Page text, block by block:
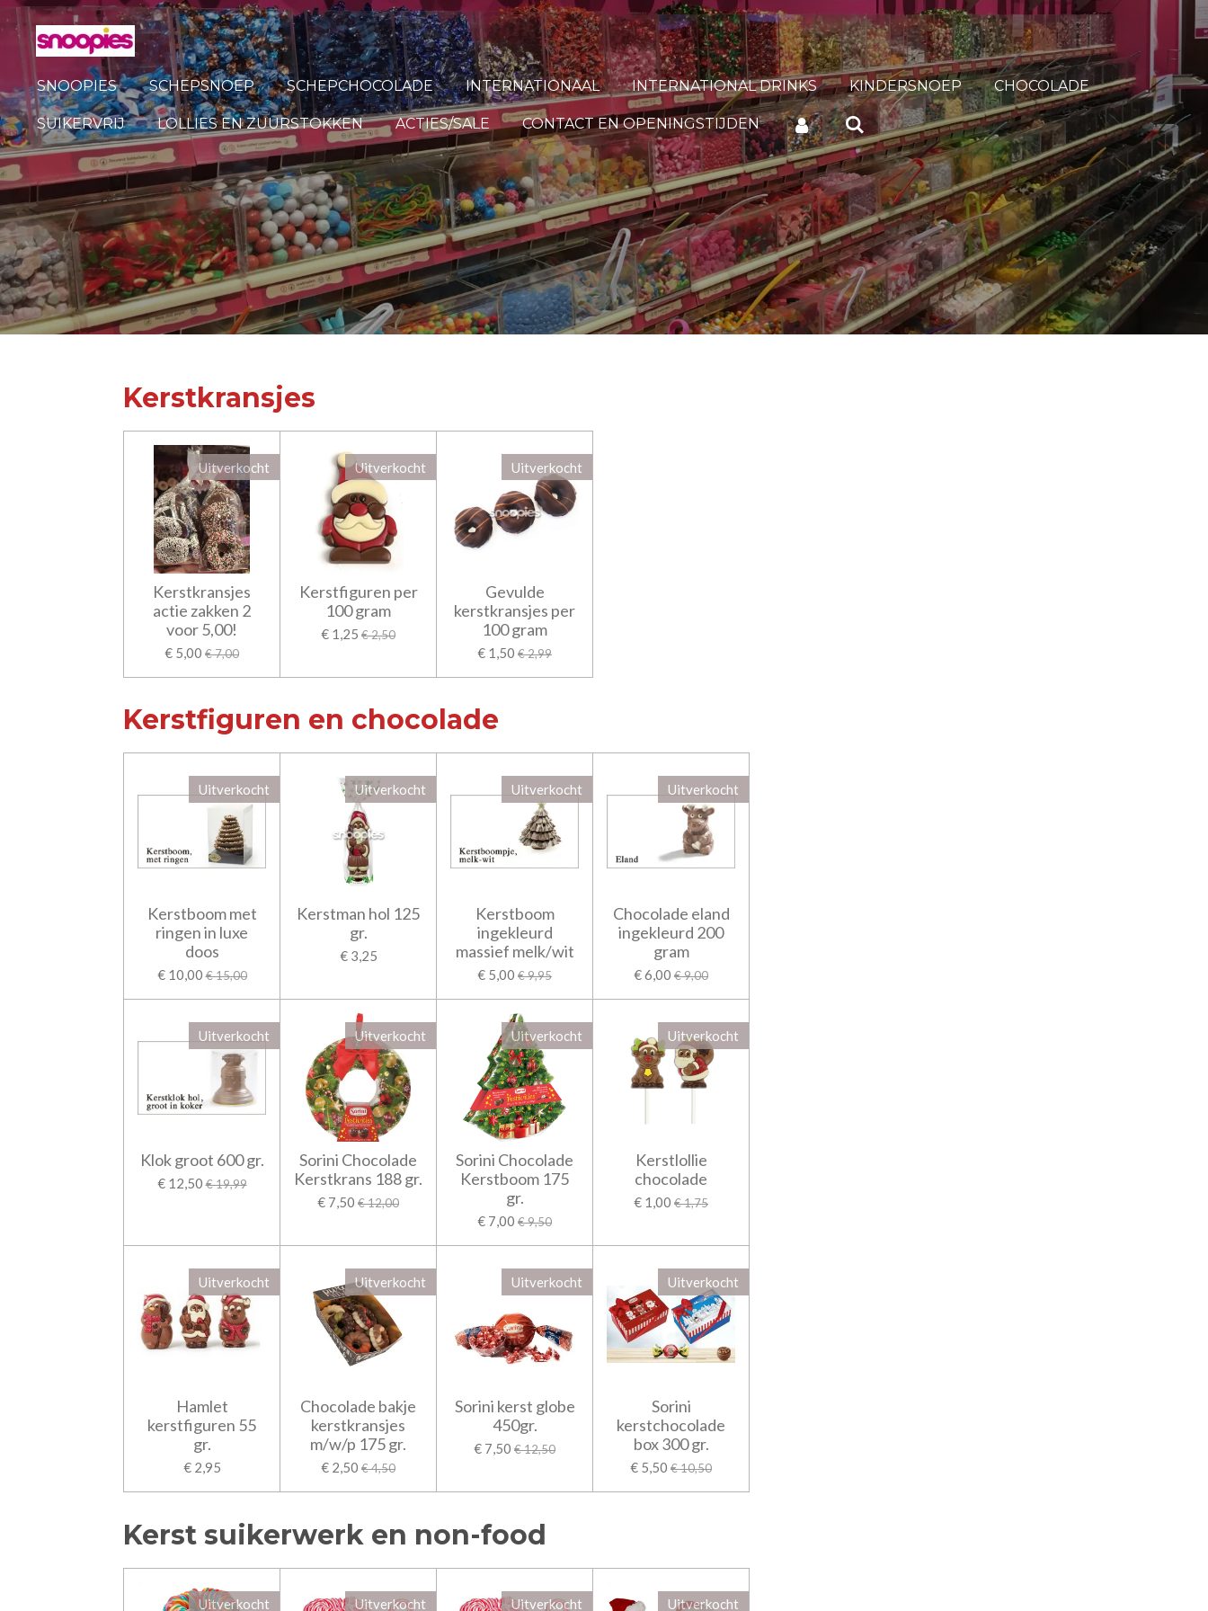
direct
de
hoofdinhoud
SNOOPIES SCHEPSNOEP SCHEPCHOCOLADE INTERNATIONAAL INTERNATIONAL DRINKS KINDERSNOEP CHOCOLADE
SUIKERVRIJ LOLLIES EN ZUURSTOKKEN ACTIES/SALE CONTACT EN OPENINGSTIJDEN
Kerstkransjes
Uitverkocht
Kerstkransjes
actie zakken 2
voor 5,00!
€ 5,00 € 7,00
Uitverkocht
Kerstfiguren per
100 gram
€ 1,25 € 2,50
Uitverkocht
Gevulde
kerstkransjes per
100 gram
€ 1,50 € 2,99
Kerstfiguren en chocolade
Uitverkocht
Kerstboom met
ringen in luxe
doos
€ 10,00 € 15,00
Uitverkocht
Kerstman hol 125
gr.
€ 3,25
Uitverkocht
Kerstboom
ingekleurd
massief melk/wit
€ 5,00 € 9,95
Uitverkocht
Chocolade eland
ingekleurd 200
gram
€ 6,00 € 9,00
Uitverkocht
Klok groot 600 gr.
€ 12,50 € 19,99
Uitverkocht
Sorini Chocolade
Kerstkrans 188 gr.
€ 7,50 € 12,00
Uitverkocht
Sorini Chocolade
Kerstboom 175
gr.
€ 7,00 € 9,50
Uitverkocht
Kerstlollie
chocolade
€ 1,00 € 1,75
Uitverkocht
Hamlet
kerstfiguren 55
gr.
€ 2,95
Uitverkocht
Chocolade bakje
kerstkransjes
m/w/p 175 gr.
€ 2,50 € 4,50
Uitverkocht
Sorini kerst globe
450gr.
€ 7,50 € 12,50
Uitverkocht
Sorini
kerstchocolade
box 300 gr.
€ 5,50 € 10,50
Kerst suikerwerk en non-food
Uitverkocht Uitverkocht Uitverkocht Uitverkocht